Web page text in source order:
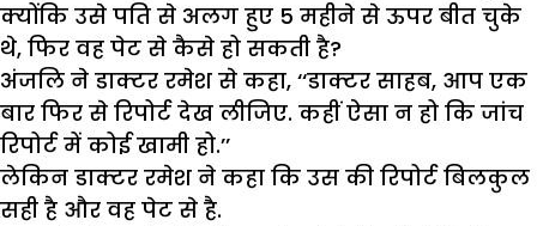
क्योंकि उसे पति से अलग हुए 5 महीने से ऊपर बीत चुके
थे, फिर वह पेट से कैसे हो सकती है?
अंजलि ने डाक्टर रमेश से कहा, ‘‘डाक्टर साहब, आप एक
बार फिर से रिपोर्ट देख लीजिए. कहीं ऐसा न हो कि जांच
रिपोर्ट में कोई खामी हो.’’
लेकिन डाक्टर रमेश ने कहा कि उस की रिपोर्ट बिलकुल
सही है और वह पेट से है.